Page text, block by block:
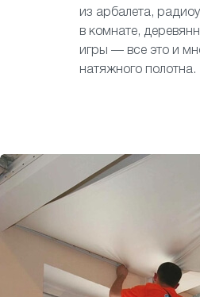
из арбалета,
в комнате,
игры — все это и
натяжного полотна.